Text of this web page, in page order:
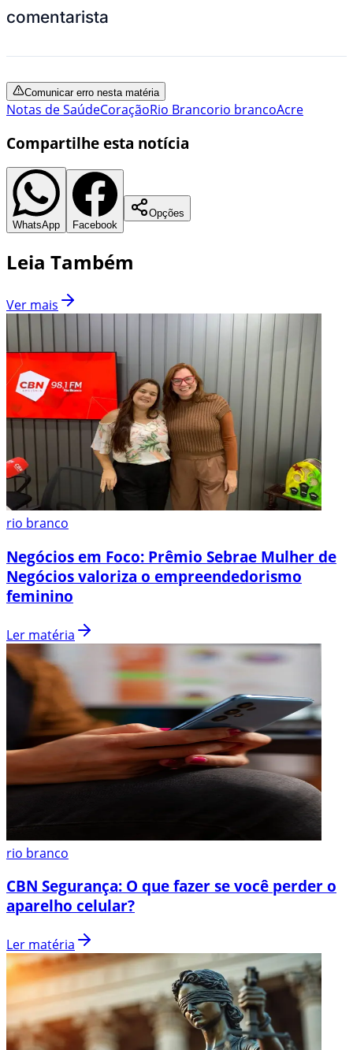
comentarista
Comunicar erro nesta matéria
Notas de SaúdeCoraçãoRio Brancorio brancoAcre
Compartilhe esta notícia
WhatsApp Facebook
Opções
Leia Também
Ver mais
rio branco
Negócios em Foco: Prêmio Sebrae Mulher de
Negócios valoriza o empreendedorismo
feminino
Ler matéria
rio branco
CBN Segurança: O que fazer se você perder o
aparelho celular?
Ler matéria